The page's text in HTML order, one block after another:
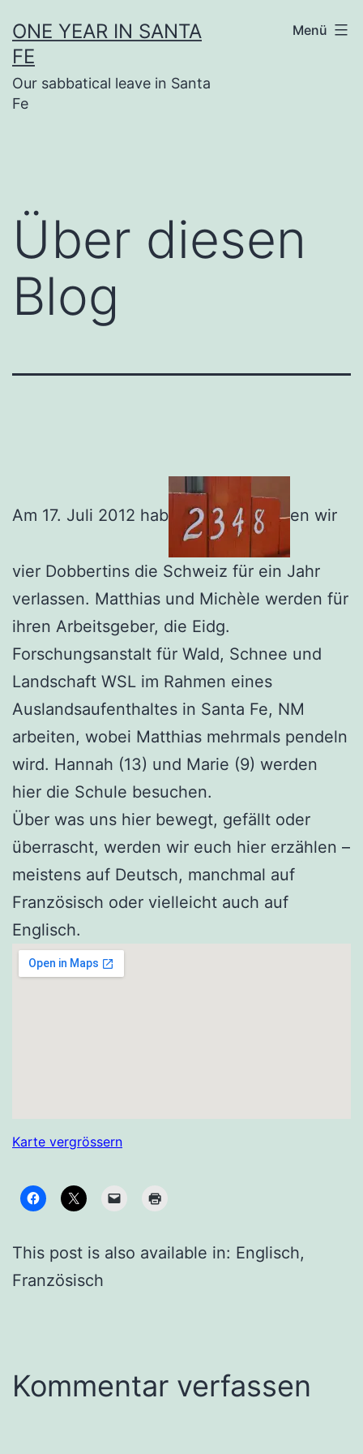
Inhalt
springen
ONE YEAR IN SANTA
FE
Our sabbatical leave in Santa
Fe
Menü
Über diesen
Blog
Am 17. Juli 2012 hab en wir
vier Dobbertins die Schweiz für ein Jahr
verlassen. Matthias und Michèle werden für
ihren Arbeitsgeber, die Eidg.
Forschungsanstalt für Wald, Schnee und
Landschaft WSL im Rahmen eines
Auslandsaufenthaltes in Santa Fe, NM
arbeiten, wobei Matthias mehrmals pendeln
wird. Hannah (13) und Marie (9) werden
hier die Schule besuchen.
Über was uns hier bewegt, gefällt oder
überrascht, werden wir euch hier erzählen –
meistens auf Deutsch, manchmal auf
Französisch oder vielleicht auch auf
Englisch.
Karte vergrössern
This post is also available in: Englisch
Französisch
Kommentar verfassen